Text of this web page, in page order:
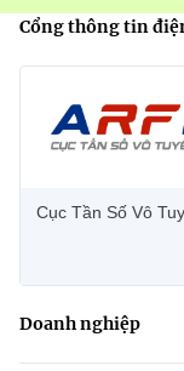
Cổng thông tin
Cục Tần Số Vô
Doanh nghiệp